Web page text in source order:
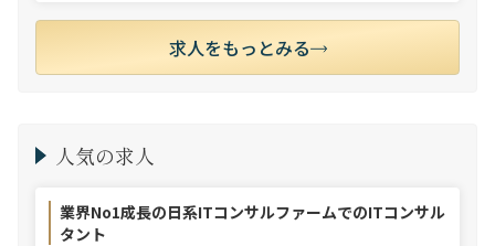
求人をもっとみる
人気の求人
業界No1成長の日系ITコンサルファームでのITコンサル
タント